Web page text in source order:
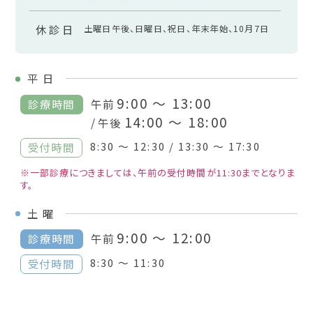
休診日 土曜日午後、日曜日、祝日、年末年始、10月7日
平 日
診療時間
午前 9:00 ～ 13:00
/ 午後 14:00 ～ 18:00
受付時間 8:30 ～ 12:30 / 13:30 ～ 17:30
※一部診療につきましては、午前の受付時間が11:30までとなりま
す。
土曜
診療時間
午前 9:00 ～ 12:00
受付時間 8:30 ～ 11:30